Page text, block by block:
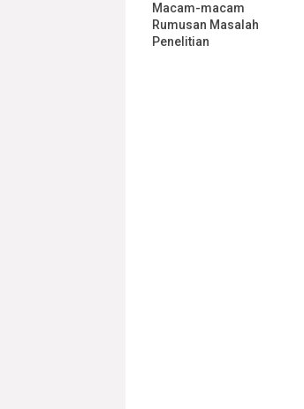
Macam-macam
Rumusan Masalah
Penelitian